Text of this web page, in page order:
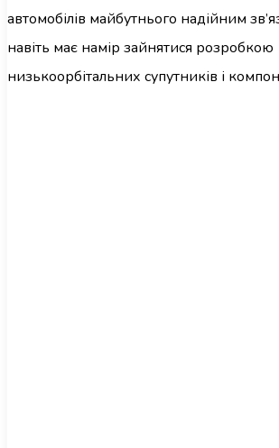
автомобілів майбутнього надійним
навіть має намір зайнятися розробкою
низькоорбітальних супутників і